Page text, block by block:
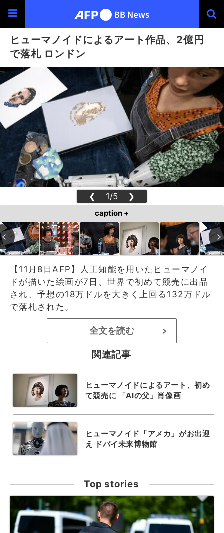
ヒューマノイドによるアート作品、2億円
で落札 ロンドン
❮ 1/5 ❯
caption +
【11月8日AFP】人工知能を用いたヒューマノイ
ドが描いた絵画が7日、世界で初めて競売に出品
され、予想の18万ドルを大きく上回る132万ドル
で落札された。
全文を読む >
関連記事
ヒューマノイドによるアート、初め
て競売に 「AIの父」肖像画
ヒューマノイド「アメカ」がお出迎
え ドバイ未来博物館
Top stories